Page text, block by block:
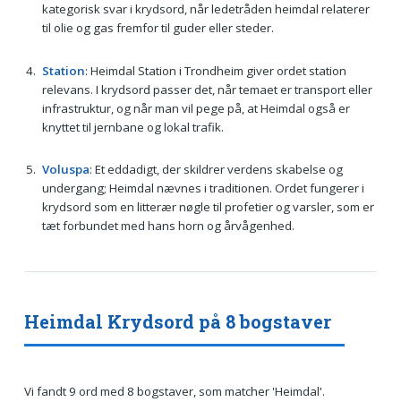
kategorisk svar i krydsord, når ledetråden heimdal relaterer
til olie og gas fremfor til guder eller steder.
Station: Heimdal Station i Trondheim giver ordet station
relevans. I krydsord passer det, når temaet er transport eller
infrastruktur, og når man vil pege på, at Heimdal også er
knyttet til jernbane og lokal trafik.
Voluspa: Et eddadigt, der skildrer verdens skabelse og
undergang; Heimdal nævnes i traditionen. Ordet fungerer i
krydsord som en litterær nøgle til profetier og varsler, som er
tæt forbundet med hans horn og årvågenhed.
Heimdal Krydsord på 8 bogstaver
Vi fandt 9 ord med 8 bogstaver, som matcher 'Heimdal'.